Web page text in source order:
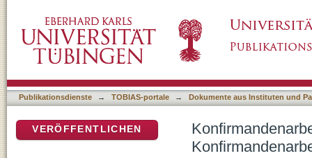
Publikationsdienste → TOBIAS-portale → Dokumente aus Instituten und
VERÖFFENTLICHEN